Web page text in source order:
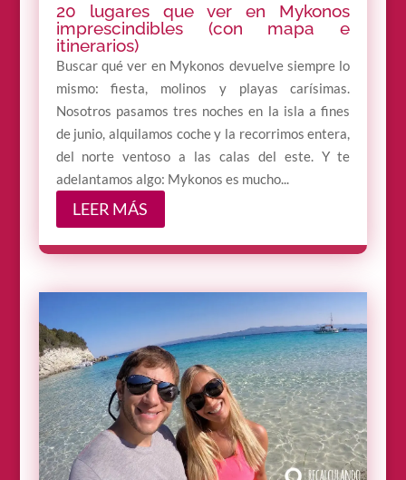
20 lugares que ver en Mykonos
imprescindibles (con mapa e
itinerarios)
Buscar qué ver en Mykonos devuelve siempre lo
mismo: fiesta, molinos y playas carísimas.
Nosotros pasamos tres noches en la isla a fines
de junio, alquilamos coche y la recorrimos entera,
del norte ventoso a las calas del este. Y te
adelantamos algo: Mykonos es mucho...
LEER MÁS